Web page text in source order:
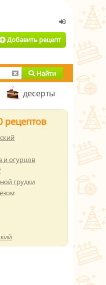
Добавить рецепт
Найти
десерты
рецептов
и огурцов
грудки